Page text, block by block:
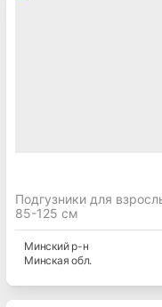
Подгузники для
85-125 см
Минскийр-н
Минская обл.